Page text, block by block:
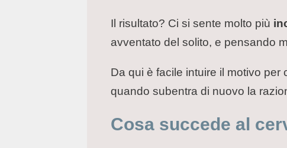
Il risultato? Ci si sente molto più
avventato del solito, e pensando
Da qui è facile intuire il motivo
quando subentra di nuovo la
Cosa succede al